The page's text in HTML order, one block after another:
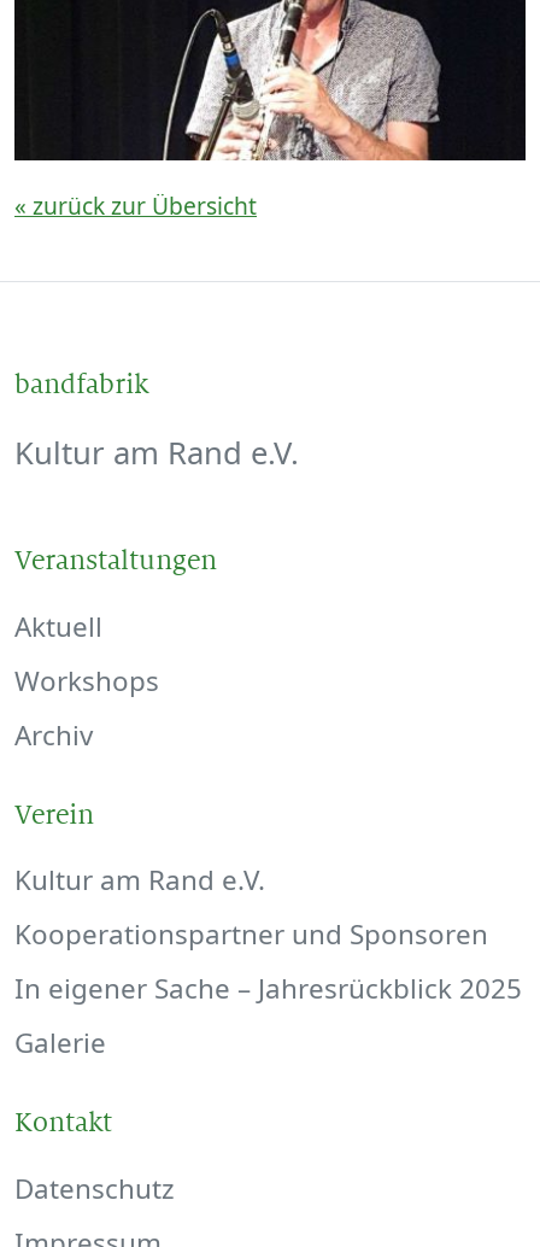
« zurück zur Übersicht
bandfabrik
Kultur am Rand e.V.
Veranstaltungen
Aktuell
Workshops
Archiv
Verein
Kultur am Rand e.V.
Kooperationspartner und Sponsoren
In eigener Sache – Jahresrückblick 2025
Galerie
Kontakt
Datenschutz